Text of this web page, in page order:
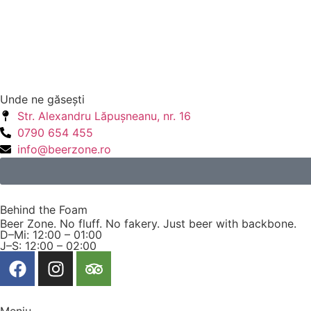
Unde ne găseşti
Str. Alexandru Lăpuşneanu, nr. 16
0790 654 455
info@beerzone.ro
Behind the Foam
Beer Zone. No fluff. No fakery. Just beer with backbone.
D–Mi: 12:00 – 01:00
J–S: 12:00 – 02:00